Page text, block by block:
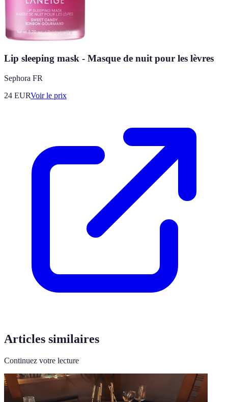
Lip sleeping mask - Masque de nuit pour les lèvres
Sephora FR
24 EURVoir le prix
Articles similaires
Continuez votre lecture